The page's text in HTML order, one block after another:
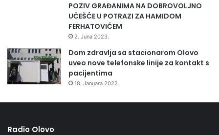
POZIV GRAĐANIMA NA DOBROVOLJNO
UČEŠĆE U POTRAZI ZA HAMIDOM
FERHATOVIĆEM
2. Juna 2023.
Dom zdravlja sa stacionarom Olovo
uveo nove telefonske linije za kontakt s
pacijentima
18. Januara 2022.
Radio Olovo